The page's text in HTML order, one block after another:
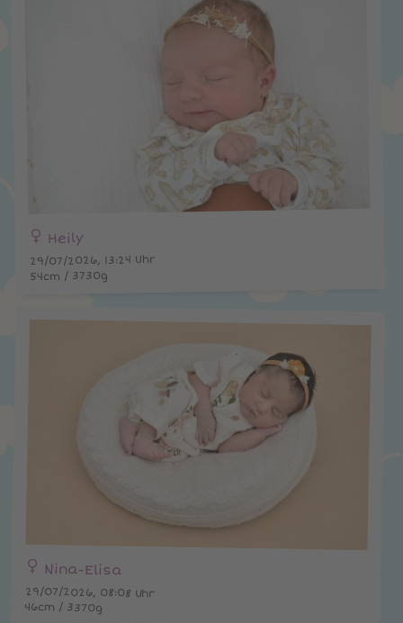
Heily
29/07/2026, 13:24 Uhr
54cm / 3730g
Nina-Elisa
29/07/2026, 08:08 Uhr
46cm / 3370g